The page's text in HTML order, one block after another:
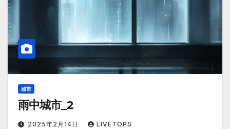
城市
雨中城市_2
2025年2月14日 LIVETOPS